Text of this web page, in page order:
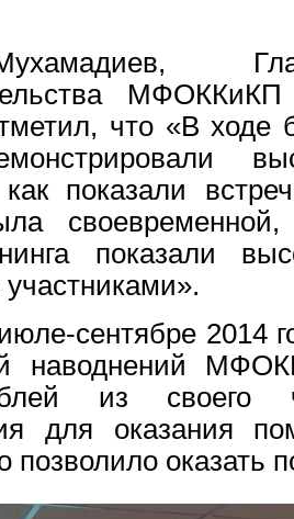
что «В ходе
показали
показали
сентябре 2014
наводнений
из своего
для оказания
позволило оказать